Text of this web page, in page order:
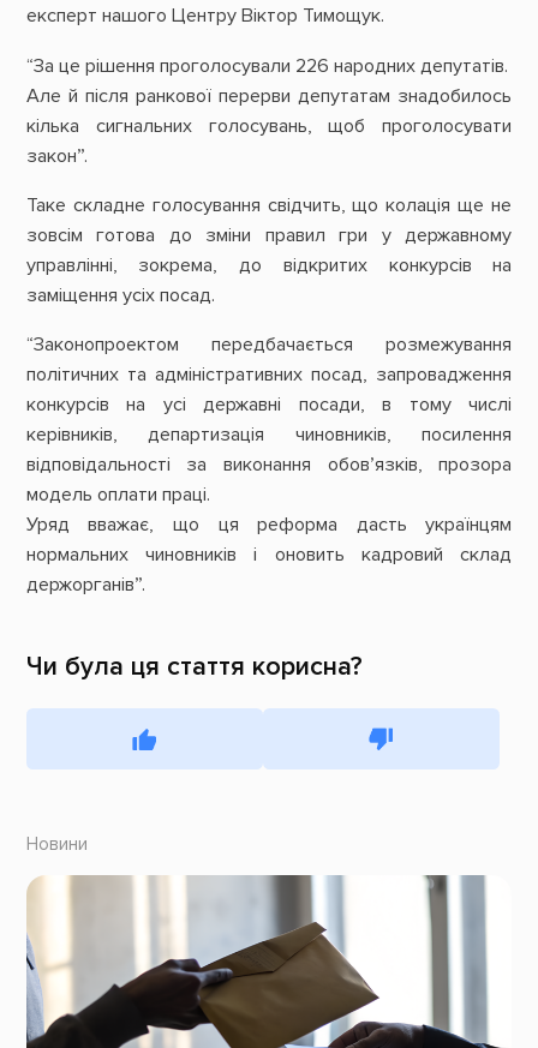
експерт нашого Центру Віктор Тимощук.
“За це рішення проголосували 226 народних депутатів.
Але й після ранкової перерви депутатам знадобилось
кілька сигнальних голосувань, щоб проголосувати
закон”.
Таке складне голосування свідчить, що колація ще не
зовсім готова до зміни правил гри у державному
управлінні, зокрема, до відкритих конкурсів на
заміщення усіх посад.
“Законопроектом передбачається розмежування
політичних та адміністративних посад, запровадження
конкурсів на усі державні посади, в тому числі
керівників, департизація чиновників, посилення
відповідальності за виконання обов’язків, прозора
модель оплати праці.
Уряд вважає, що ця реформа дасть українцям
нормальних чиновників і оновить кадровий склад
держорганів”.
Чи була ця стаття корисна?
Новини